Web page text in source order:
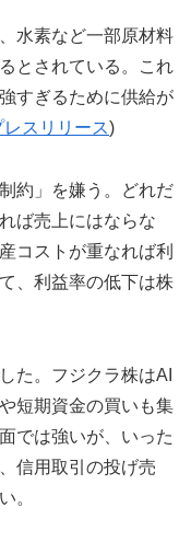
水素など一部原材料
とされている。これ
すぎるために供給が
レスリリース)
約」を嫌う。どれだ
ば売上にはならな
コストが重なれば利
、利益率の低下は株
た。フジクラ株はAI
短期資金の買いも集
では強いが、いった
信用取引の投げ売
。